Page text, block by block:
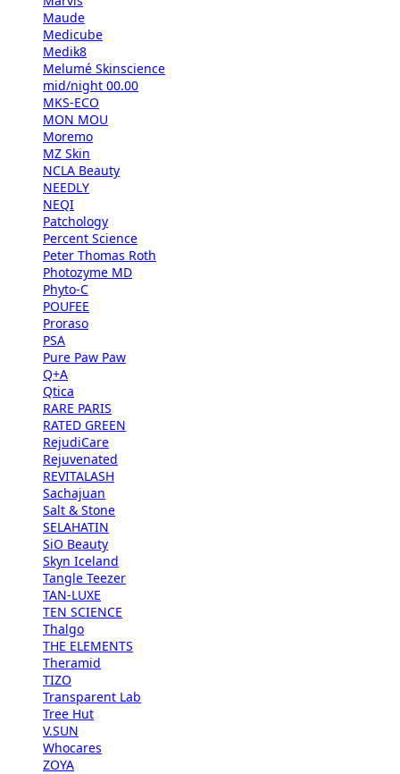
Maude
Medicube
Medik8
Melumé Skinscience
mid/night 00.00
MKS-ECO
MON MOU
Moremo
MZ Skin
NCLA Beauty
NEEDLY
NEQI
Patchology
Percent Science
Peter Thomas Roth
Photozyme MD
Phyto-C
POUFEE
Proraso
PSA
Pure Paw Paw
Q+A
Qtica
RARE PARIS
RATED GREEN
RejudiCare
Rejuvenated
REVITALASH
Sachajuan
Salt & Stone
SELAHATIN
SiO Beauty
Skyn Iceland
Tangle Teezer
TAN-LUXE
TEN SCIENCE
Thalgo
THE ELEMENTS
Theramid
TIZO
Transparent Lab
Tree Hut
V.SUN
Whocares
ZOYA